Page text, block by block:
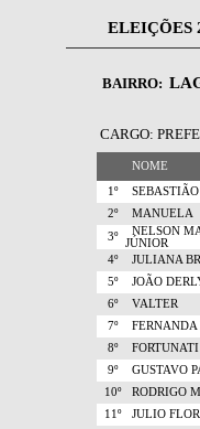
ELEIÇÕES
BAIRRO:
CARGO:
NOME
1º
2º
MANUELA
3º
NELSON
JÚNIOR
4º
JULIANA
5º
JOÃO
6º
VALTER
7º
8º
FORTUNATI
9º
GUSTAVO
10º
RODRIGO
11º
JULIO